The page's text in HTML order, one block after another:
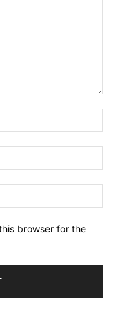
browser for the